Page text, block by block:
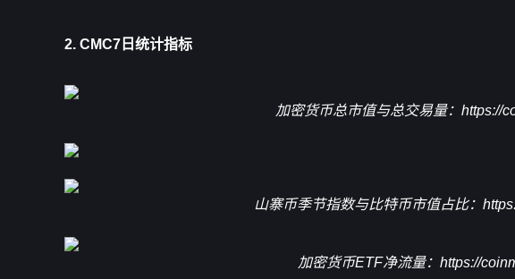
2. CMC7日统计指标
加密货币总市值与总交易量： https://
山寨币季节指数与比特币市值占比：
加密货币ETF净流量： https://